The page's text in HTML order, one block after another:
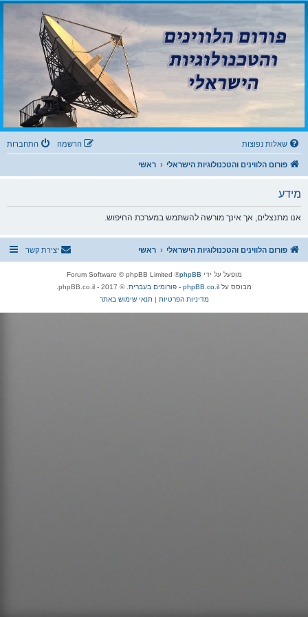
פורום הלווינים
והטכנולוגיות הישראלי
פורום לדיונים בנושאי קליטת שידורים דיגיטליים מלווין, עידן ואינטרנט IPTV וטכנולוגיות
שאלות נפוצות התחברות הרשמה
פורום הלווינים והטכנולוגיות הישראלי ראשי
מידע
אנו מתנצלים, אך אינך מורשה להשתמש במערכת החיפוש.
פורום הלווינים והטכנולוגיות הישראלי ראשי יצירת קשר
מופעל על ידי phpBB
® Forum Software © phpBB Limited
מבוסס על phpBB.co.il - פורומים בעברית
. © 2017 - phpBB.co.il.
מדיניות הפרטיות |תנאי שימוש באתר